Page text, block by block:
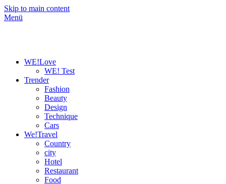
Skip to main content
Menü
WE!Love
WE! Test
Trender
Fashion
Beauty
Design
Technique
Cars
We!Travel
Country
city
Hotel
Restaurant
Food